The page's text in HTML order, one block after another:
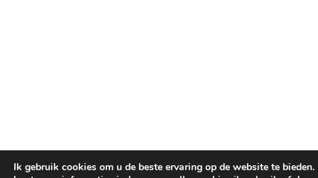
Ik gebruik cookies om u de beste ervaring op de website te bieden.